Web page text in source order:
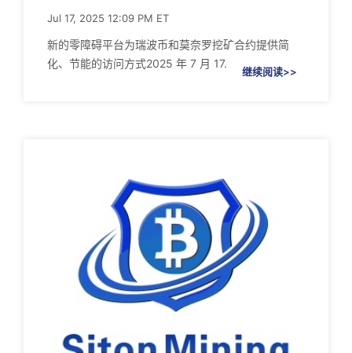
Jul 17, 2025 12:09 PM ET
新的零障碍平台为瑞波币和莫奈罗挖矿合约提供简
化、节能的访问方式2025 年 7 月 17.
继续阅读>>